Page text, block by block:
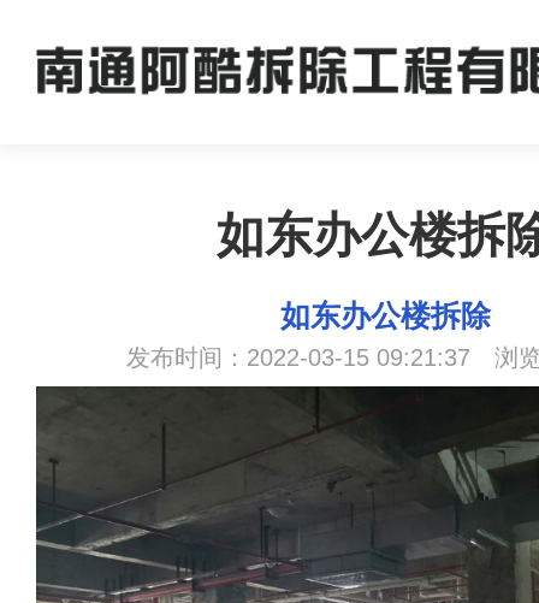
如东办公楼拆
如东办公楼拆除
发布时间：2022-03-15 09:21:37 浏